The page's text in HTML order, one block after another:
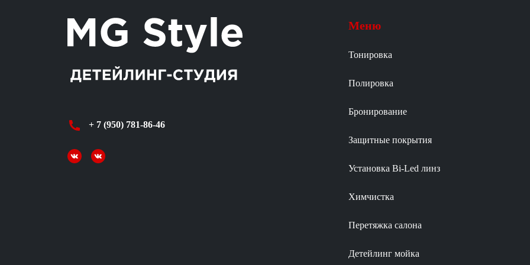
+ 7 (950) 781-86-46
Меню
Тонировка
Полировка
Бронирование
Защитные покрытия
Установка Bi-Led линз
Химчистка
Перетяжка салона
Детейлинг мойка